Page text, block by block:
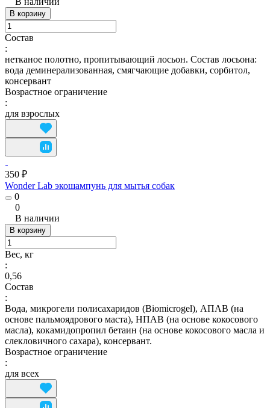
В корзину
Состав
:
нетканое полотно, пропитывающий лосьон. Состав лосьона:
вода деминерализованная, смягчающие добавки, сорбитол,
консервант
Возрастное ограничение
:
для взрослых
350 ₽
Wonder Lab экошампунь для мытья собак
0
0
В наличии
В корзину
Вес, кг
:
0,56
Состав
:
Вода, микрогели полисахаридов (Biomicrogel), АПАВ (на
основе пальмоядрового маста), НПАВ (на основе кокосового
масла), кокамидопропил бетаин (на основе кокосового масла и
слекловичного сахара), консервант.
Возрастное ограничение
:
для всех